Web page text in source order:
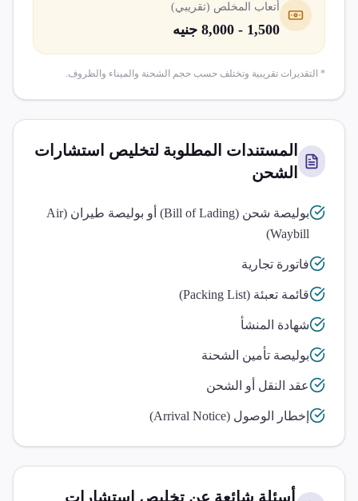
أتعاب المخلص (تقريبي)
1,500 - 8,000 جنيه
* التقديرات تقريبية وتختلف حسب حجم الشحنة والميناء والظروف.
المستندات المطلوبة لتخليص استشارات
الشحن
بوليصة شحن (Bill of Lading) أو بوليصة طيران (Air
Waybill)
فاتورة تجارية
قائمة تعبئة (Packing List)
شهادة المنشأ
بوليصة تأمين الشحنة
عقد النقل أو الشحن
إخطار الوصول (Arrival Notice)
أسئلة شائعة عن تخليص استشارات